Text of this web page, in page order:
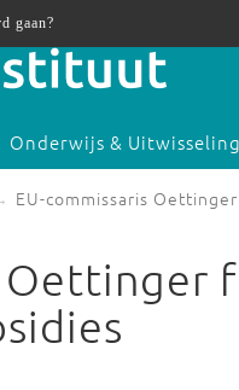
Onderwijs & Uitwisseling
EU-commissaris
gaan?